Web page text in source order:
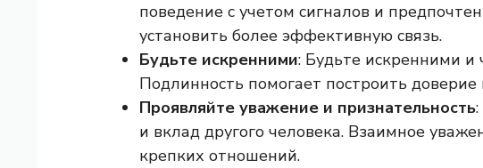
поведение с учетом сигналов и
установить более эффективную связь.
Будьте искренними: Будьте искренними
Подлинность помогает построить
Проявляйте уважение и признательность
и вклад другого человека. Взаимное
крепких отношений.